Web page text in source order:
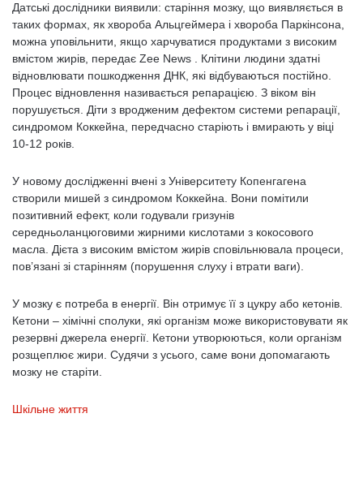
Датські дослідники виявили: старіння мозку, що виявляється в
таких формах, як хвороба Альцгеймера і хвороба Паркінсона,
можна уповільнити, якщо харчуватися продуктами з високим
вмістом жирів, передає Zee News . Клітини людини здатні
відновлювати пошкодження ДНК, які відбуваються постійно.
Процес відновлення називається репарацією. З віком він
порушується. Діти з вродженим дефектом системи репарації,
синдромом Коккейна, передчасно старіють і вмирають у віці
10-12 років.
У новому дослідженні вчені з Університету Копенгагена
створили мишей з синдромом Коккейна. Вони помітили
позитивний ефект, коли годували гризунів
середньоланцюговими жирними кислотами з кокосового
масла. Дієта з високим вмістом жирів сповільнювала процеси,
пов’язані зі старінням (порушення слуху і втрати ваги).
У мозку є потреба в енергії. Він отримує її з цукру або кетонів.
Кетони – хімічні сполуки, які організм може використовувати як
резервні джерела енергії. Кетони утворюються, коли організм
розщеплює жири. Судячи з усього, саме вони допомагають
мозку не старіти.
Шкільне життя